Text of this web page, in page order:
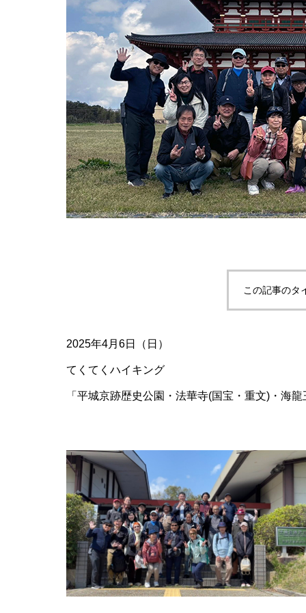
この記事のタ
2025年4月6日（日）
てくてくハイキング
「平城京跡歴史公園・法華寺(国宝・重文)・海